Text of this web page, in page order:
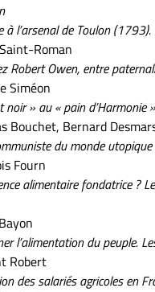
à l’arsenal de Toulon
Roman
Robert Owen, entre
Siméon
noir » au « pain d’Harmonie
Bouchet, Bernard
du monde utopique
Fourn
alimentaire fondatrice ?
l’alimentation du peuple.
Robert
des salariés agricoles en